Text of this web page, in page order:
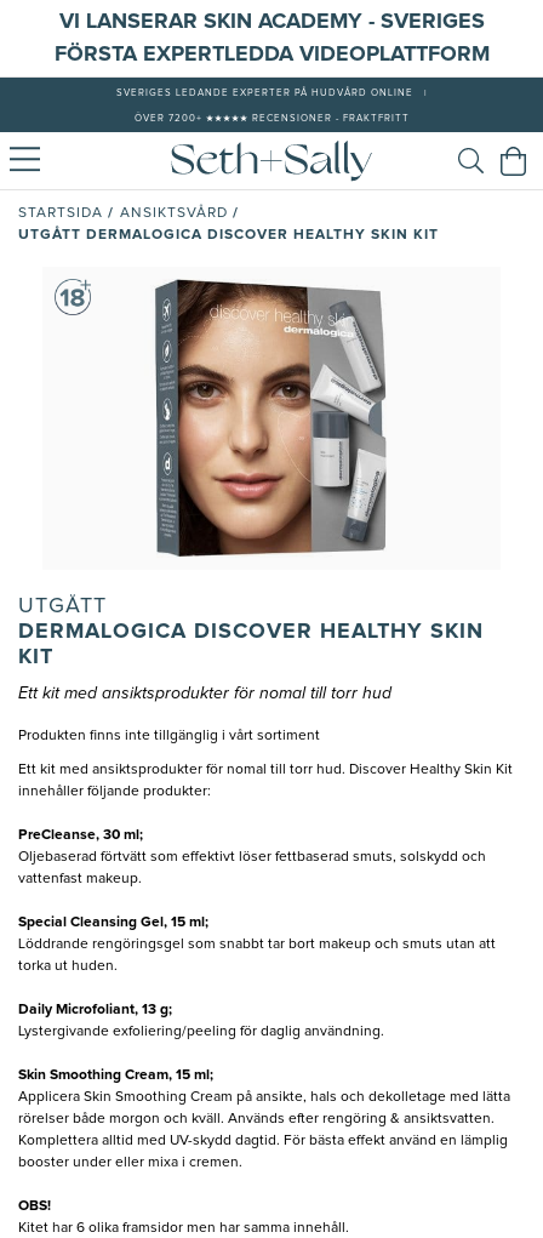
VI LANSERAR SKIN ACADEMY - SVERIGES
FÖRSTA EXPERTLEDDA VIDEOPLATTFORM
SVERIGES LEDANDE EXPERTER PÅ HUDVÅRD ONLINE
ÖVER 7200+ ★★★★★ RECENSIONER - FRAKTFRITT
STARTSIDA / ANSIKTSVÅRD /
UTGÅTT DERMALOGICA DISCOVER HEALTHY SKIN KIT
UTGÅTT
DERMALOGICA DISCOVER HEALTHY SKIN
KIT
Ett kit med ansiktsprodukter för nomal till torr hud
Produkten finns inte tillgänglig i vårt sortiment
Ett kit med ansiktsprodukter för nomal till torr hud. Discover Healthy Skin Kit
innehåller följande produkter:
PreCleanse, 30 ml;
Oljebaserad förtvätt som effektivt löser fettbaserad smuts, solskydd och
vattenfast makeup.
Special Cleansing Gel, 15 ml;
Löddrande rengöringsgel som snabbt tar bort makeup och smuts utan att
torka ut huden.
Daily Microfoliant, 13 g;
Lystergivande exfoliering/peeling för daglig användning.
Skin Smoothing Cream, 15 ml;
Applicera Skin Smoothing Cream på ansikte, hals och dekolletage med lätta
rörelser både morgon och kväll. Används efter rengöring & ansiktsvatten.
Komplettera alltid med UV-skydd dagtid. För bästa effekt använd en lämplig
booster under eller mixa i cremen.
OBS!
Kitet har 6 olika framsidor men har samma innehåll.